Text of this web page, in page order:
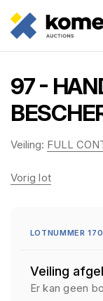
97 -
Veiling: FULL
Vorig lot
LOTNUMMER
Veiling
Er kan geen